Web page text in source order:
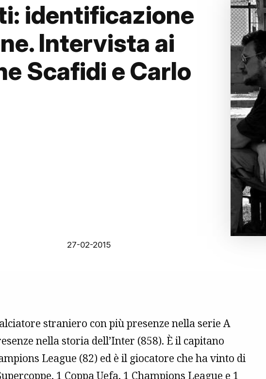
identificazione
Intervista ai
Scafidi e Carlo
27-02-2015
straniero con più presenze nella serie A
nella storia dell’Inter (858). È il capitano
League (82) ed è il giocatore che ha vinto di
1 Coppa Uefa, 1 Champions League e 1